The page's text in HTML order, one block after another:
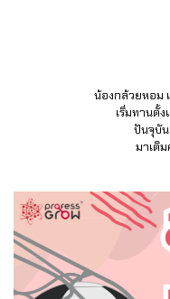
น้องกล้วยหอม
เริ่มทานตั้
ปันจุบัน
มาเติ